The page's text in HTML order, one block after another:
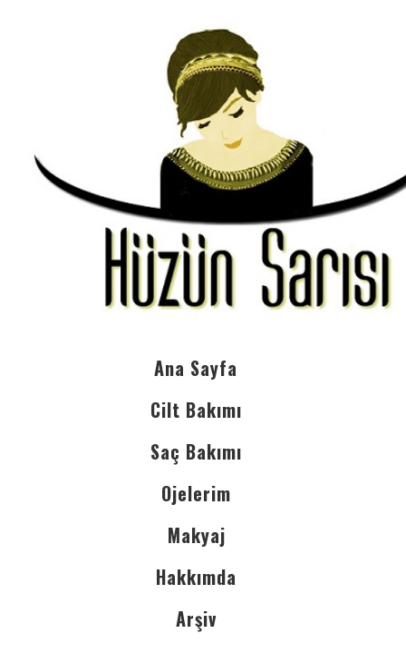
Ana Sayfa
Cilt Bakımı
Saç Bakımı
Ojelerim
Makyaj
Hakkımda
Arşiv